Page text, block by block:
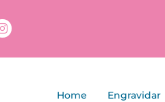
Home Engravidar